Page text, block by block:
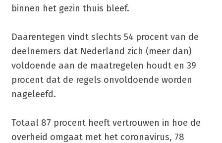
binnen het gezin thuis bleef.
Daarentegen vindt slechts 54 procent van de
deelnemers dat Nederland zich (meer dan)
voldoende aan de maatregelen houdt en 39
procent dat de regels onvoldoende worden
nageleefd.
Totaal 87 procent heeft vertrouwen in hoe de
overheid omgaat met het coronavirus, 78